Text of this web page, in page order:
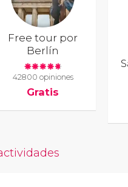
Free tour por
Berlín
42800 opiniones
Gratis